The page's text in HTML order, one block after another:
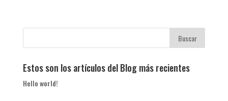
Estos son los artículos del Blog más recientes
Hello world!